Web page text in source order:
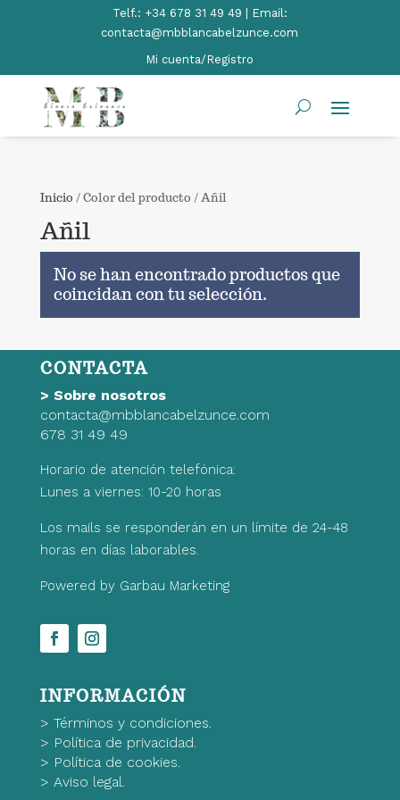
Telf.: +34 678 31 49 49 | Email:
contacta@mbblancabelzunce.com
Mi cuenta/Registro
Inicio / Color del producto / Añil
Añil
No se han encontrado productos que
coincidan con tu selección.
CONTACTA
> Sobre nosotros
contacta@mbblancabelzunce.com
678 31 49 49
Horario de atención telefónica:
Lunes a viernes: 10-20 horas
Los mails se responderán en un límite de 24-48
horas en días laborables.
Powered by Garbau Marketing
INFORMACIÓN
> Términos y condiciones.
> Política de privacidad.
> Política de cookies.
> Aviso legal.